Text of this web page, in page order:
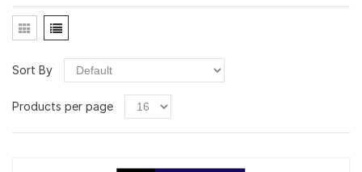
Sort By
Products per page